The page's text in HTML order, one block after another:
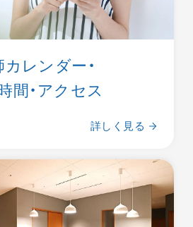
カレンダー・
間・アクセス
詳しく見る